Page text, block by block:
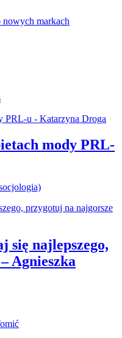
mody PRL-
się najlepszego,
Agnieszka